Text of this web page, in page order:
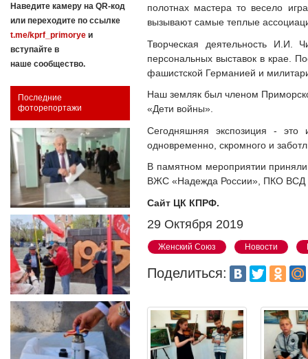
Наведите камеру на QR-код
или переходите по ссылке
t.me/kprf_primorye и
вступайте в
наше сообщество.
Последние
фоторепортажи
полотнах мастера то весело
вызывают самые теплые
Творческая деятельность И.И.
персональных выставок в крае.
фашистской Германией и
Наш земляк был членом
«Дети войны».
Сегодняшняя экспозиция - это
одновременно, скромного и
В памятном мероприятии
ВЖС «Надежда России», ПКО ВСД
Сайт ЦК КПРФ.
29 Октября 2019
Женский Союз Новости
Поделиться: